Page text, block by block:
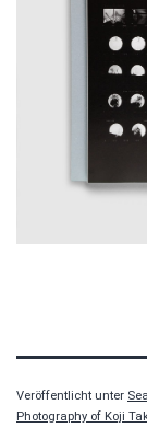
Veröffentlicht unter
Photography of Koji